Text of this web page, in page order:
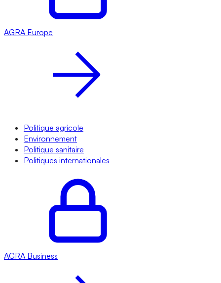
AGRA Europe
Politique agricole
Environnement
Politique sanitaire
Politiques internationales
AGRA Business